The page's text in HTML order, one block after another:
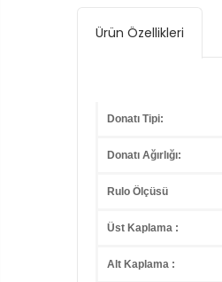
Ürün Özellikleri
Donatı Tipi:
Donatı Ağırlığı:
Rulo Ölçüsü
Üst Kaplama :
Alt Kaplama :